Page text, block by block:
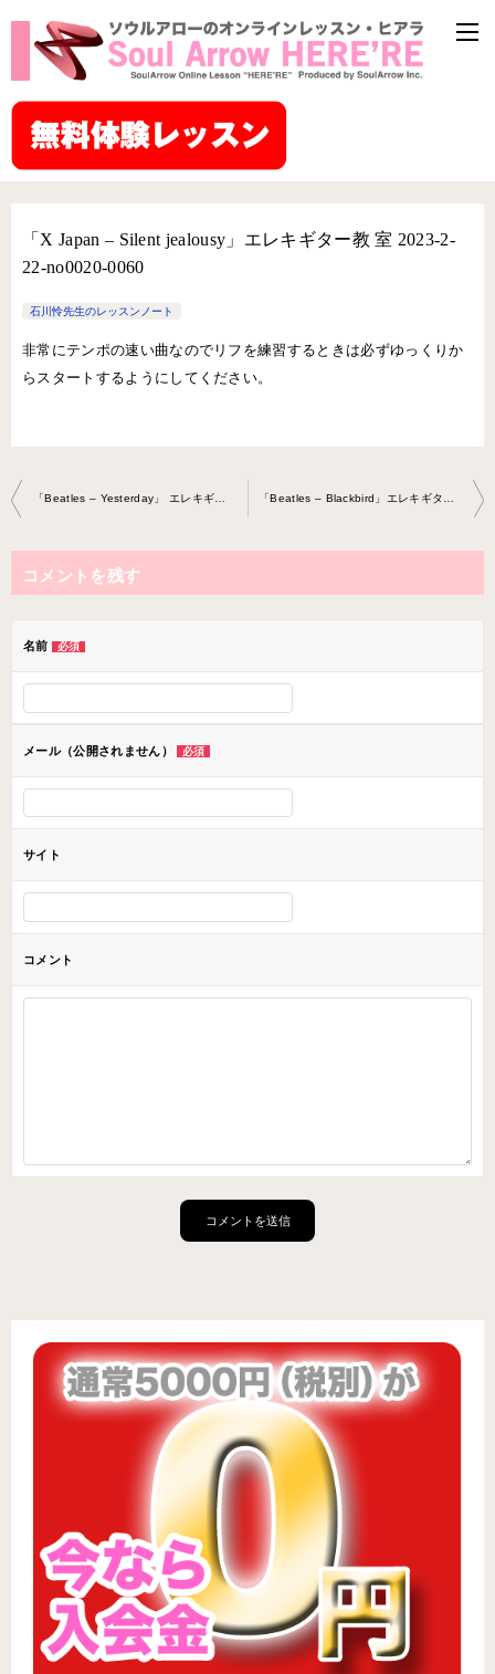
「X Japan – Silent jealousy」エレキギター教 室 2023-2-
22-no0020-0060
石川怜先生のレッスンノート
非常にテンポの速い曲なのでリフを練習するときは必ずゆっくりか
らスタートするようにしてください。
投
稿
ナ
ビ
ョ
ン
「Beatles – Yesterday」 エレキギター教 室 2023-2-22-no0020-0061 「Beatles – Blackbird」エレキギター教 室 2023-3-7-no0020-0061
コメントを残す
名前 必須
メール（公開されません） 必須
サイト
コメント